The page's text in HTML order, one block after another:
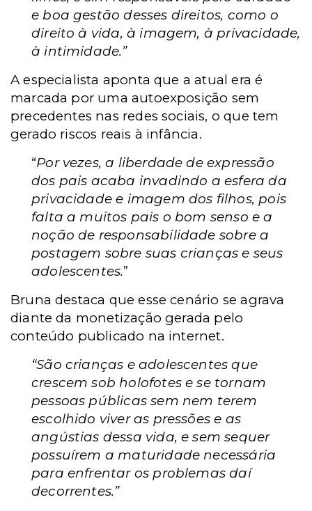
e boa gestão desses direitos, como o
direito à vida, à imagem, à privacidade,
à intimidade.”
A especialista aponta que a atual era é
marcada por uma autoexposição sem
precedentes nas redes sociais, o que tem
gerado riscos reais à infância.
“Por vezes, a liberdade de expressão
dos pais acaba invadindo a esfera da
privacidade e imagem dos filhos, pois
falta a muitos pais o bom senso e a
noção de responsabilidade sobre a
postagem sobre suas crianças e seus
adolescentes.”
Bruna destaca que esse cenário se agrava
diante da monetização gerada pelo
conteúdo publicado na internet.
“São crianças e adolescentes que
crescem sob holofotes e se tornam
pessoas públicas sem nem terem
escolhido viver as pressões e as
angústias dessa vida, e sem sequer
possuírem a maturidade necessária
para enfrentar os problemas daí
decorrentes.”